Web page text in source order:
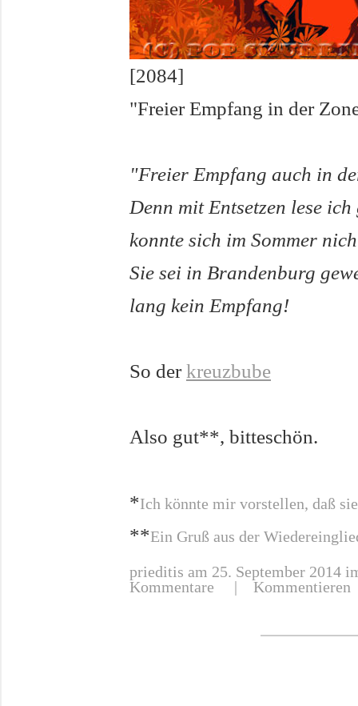
[2084]
"Freier Empfang in der
"Freier Empfang auch in
Denn mit Entsetzen lese
konnte sich im Sommer
Sie sei in Brandenburg
lang kein Empfang!
So der kreuzbube
Also gut**, bitteschön.
*Ich könnte mir vorstellen, daß
**Ein Gruß aus der
prieditis am 25. September 2014
Kommentare |Kommentieren